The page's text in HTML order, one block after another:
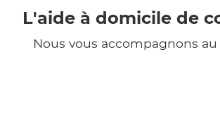
L'aide à domicile de
Nous vous accompagnons